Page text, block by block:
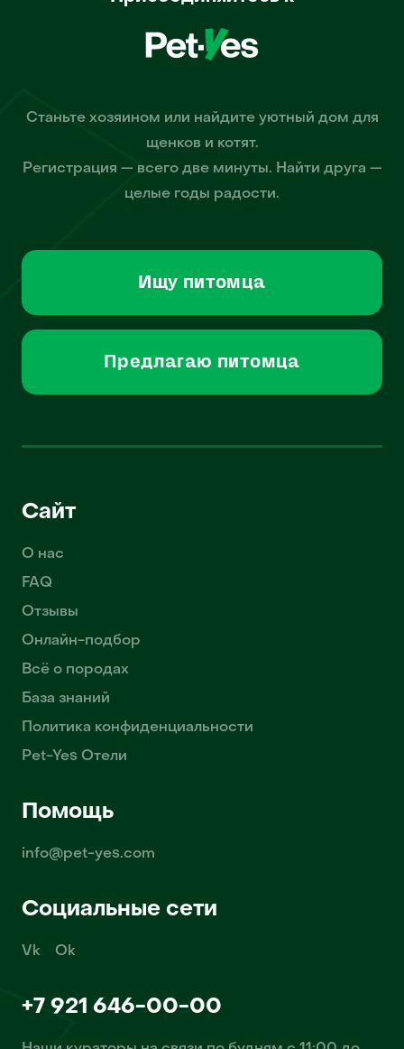
Станьте хозяином или найдите уютный дом для
щенков и котят.
Регистрация — всего две минуты. Найти друга —
целые годы радости.
Ищу питомца
Предлагаю питомца
Сайт
О нас
FAQ
Отзывы
Онлайн-подбор
Всё о породах
База знаний
Политика конфиденциальности
Pet-Yes Отели
Помощь
info@pet-yes.com
Социальные сети
Vk Ok
+7 921 646-00-00